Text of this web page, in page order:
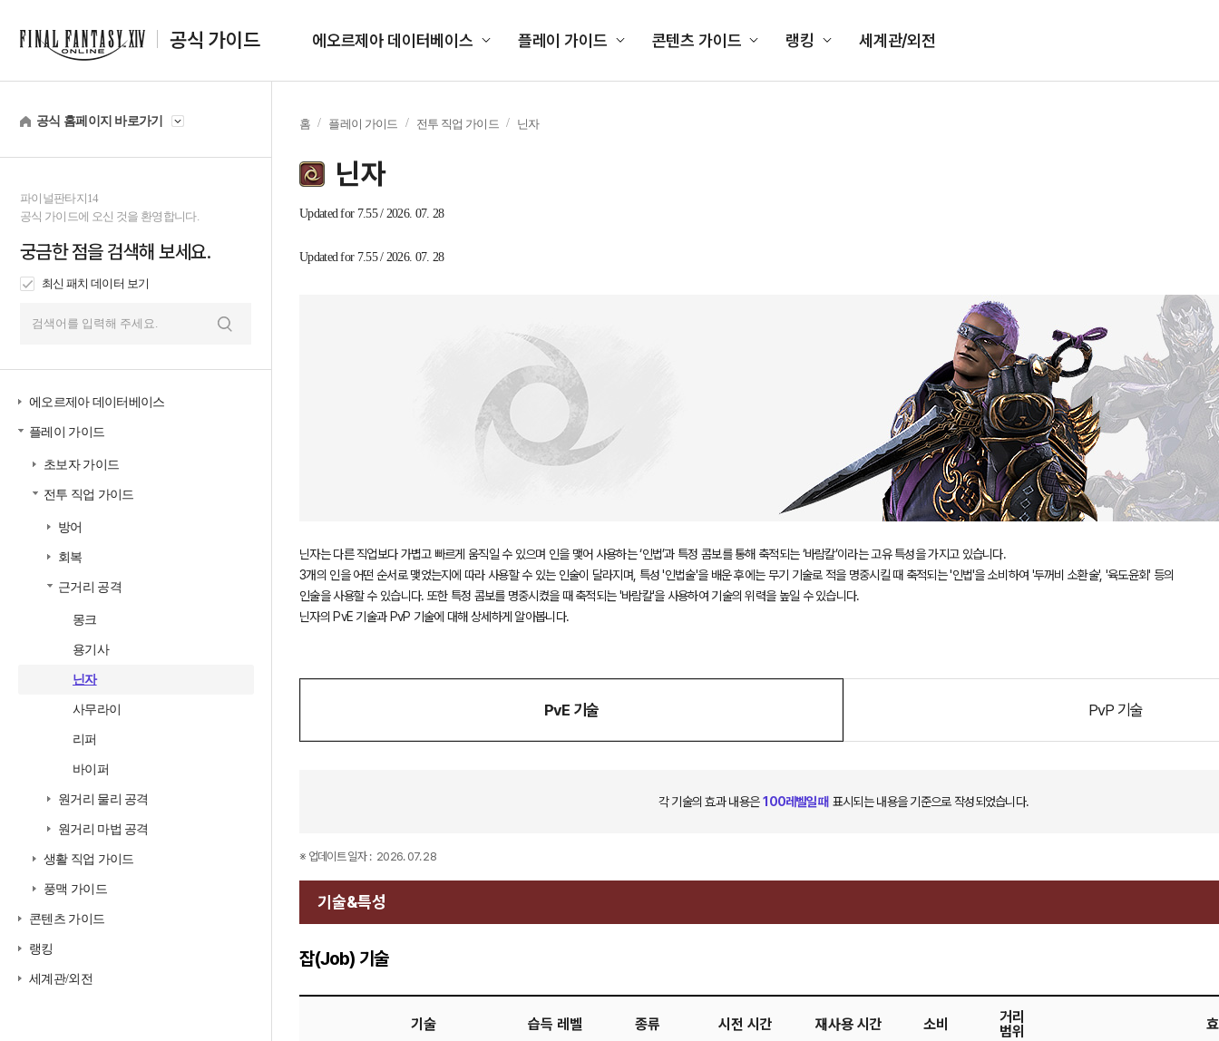
공식 가이드 에오르제아 데이터베이스 플레이 가이드 콘텐츠 가이드 랭킹 세계관/외전
공식 홈페이지 바로가기
파이널판타지14
공식 가이드에 오신 것을 환영합니다.
궁금한 점을 검색해 보세요.
최신 패치 데이터 보기
에오르제아 데이터베이스
플레이 가이드
초보자 가이드
전투 직업 가이드
방어
회복
근거리 공격
몽크
용기사
닌자
사무라이
리퍼
바이퍼
원거리 물리 공격
원거리 마법 공격
생활 직업 가이드
풍맥 가이드
콘텐츠 가이드
랭킹
세계관/외전
홈 플레이 가이드 전투 직업 가이드 닌자
닌자
tab1
Updated for 7.55 / 2026. 07. 28
tab2
Updated for 7.55 / 2026. 07. 28
닌자는 다른 직업보다 가볍고 빠르게 움직일 수 있으며 인을 맺어 사용하는 ‘인법’과 특정 콤보를 통해 축적되는 ‘바람칼’이라는 고유 특성을 가지고 있습니다.
3개의 인을 어떤 순서로 맺었는지에 따라 사용할 수 있는 인술이 달라지며, 특성 '인법술'을 배운 후에는 무기 기술로 적을 명중시킬 때 축적되는 '인법'을 소비하여 '두꺼비 소환술', '육도윤회' 등의
인술을 사용할 수 있습니다. 또한 특정 콤보를 명중시켰을 때 축적되는 '바람칼'을 사용하여 기술의 위력을 높일 수 있습니다.
닌자의 PvE 기술과 PvP 기술에 대해 상세하게 알아봅니다.
PvE 기술 PvP 기술
각 기술의 효과 내용은 100레벨일 때 표시되는 내용을 기준으로 작성되었습니다.
※ 업데이트 일자 : 2026. 07. 28
기술&특성
잡(Job) 기술
기술 습득 레벨 종류 시전 시간 재사용 시간 소비
거리
범위